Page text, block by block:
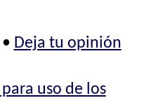
Deja tu opinión
uso de los